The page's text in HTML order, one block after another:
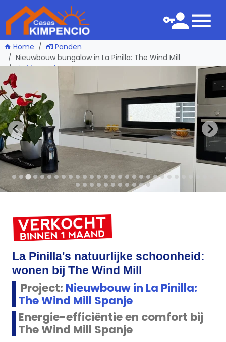
Home
Panden
Nieuwbouw bungalow in La Pinilla: The Wind Mill
één pagina terug
La Pinilla's natuurlijke schoonheid:
wonen bij The Wind Mill
Project: Nieuwbouw in La Pinilla:
The Wind Mill Spanje
Energie-efficiëntie en comfort bij
The Wind Mill Spanje